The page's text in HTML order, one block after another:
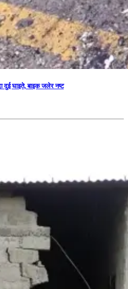
दुई घाइते, बाइक जलेर नष्ट